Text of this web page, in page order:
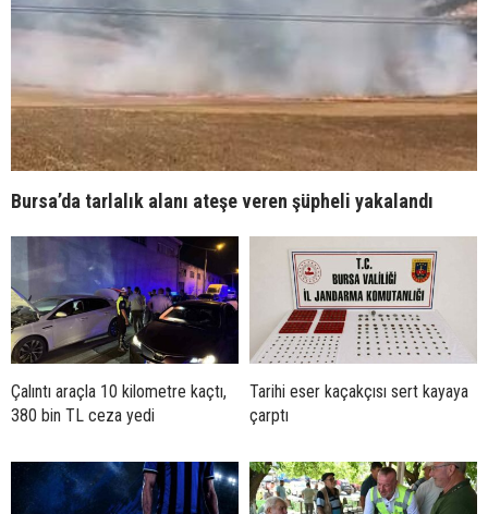
Bursa’da tarlalık alanı ateşe veren şüpheli yakalandı
Çalıntı araçla 10 kilometre kaçtı,
380 bin TL ceza yedi
Tarihi eser kaçakçısı sert kayaya
çarptı